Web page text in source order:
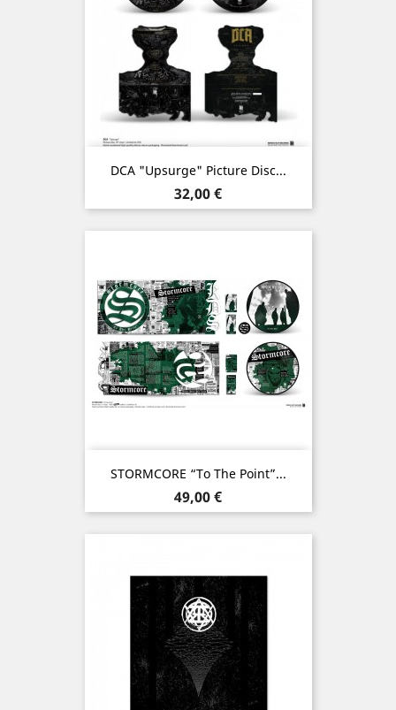
DCA "Upsurge" Picture Disc...
Prix
32,00 €
STORMCORE “To The Point”...
Prix
49,00 €